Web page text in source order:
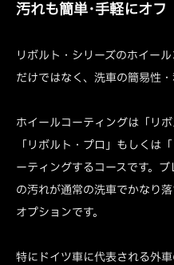
汚れも簡単･手軽にオフ
リボルト・シリーズのホイー
だけではなく、洗車の簡易性
ホイールコーティングは「リボ
「リボルト・プロ」もしくは
ーティングするコースです。
の汚れが通常の洗車でかなり
オプションです。
特にドイツ車に代表される外